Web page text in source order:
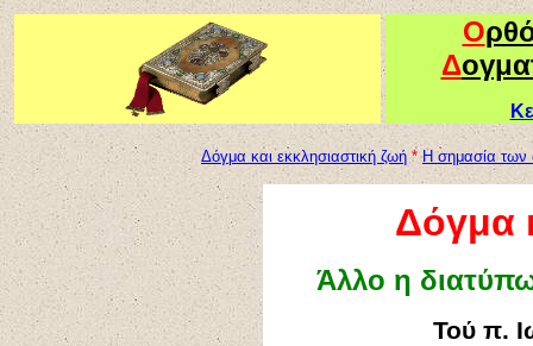
Ο
Δ
Δόγμα και εκκλησιαστική ζωή *Η σημασία των
Δόγμα
Άλλο η
Τού π.